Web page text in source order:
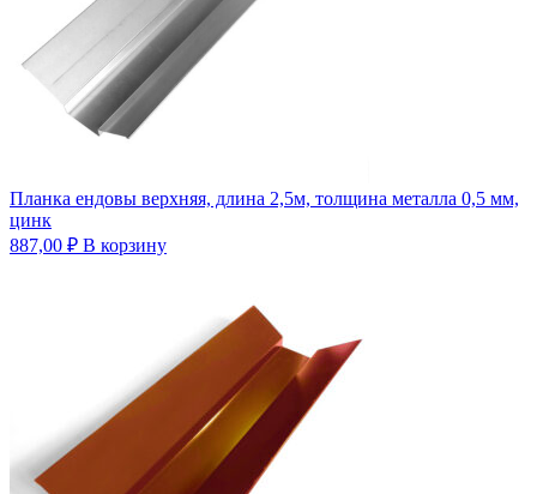
Планка ендовы верхняя, длина 2,5м, толщина металла 0,5 мм,
цинк
887,00 ₽ В корзину